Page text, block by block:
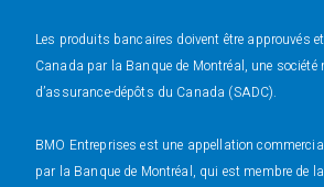
Les produits bancaires doivent être approuvés
Canada par la Banque de Montréal, une société
d’assurance-dépôts du Canada (SADC).
BMO Entreprises est une appellation
par la Banque de Montréal, qui est membre de